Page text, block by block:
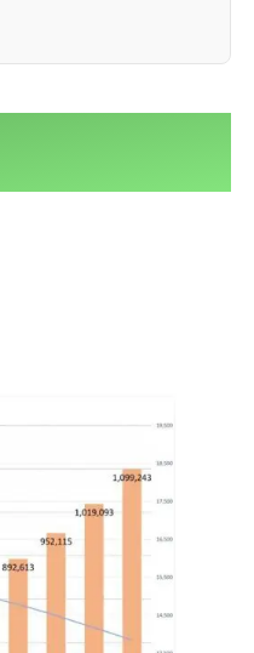
資料ダウンロードの一覧へ
資料ダウンロードの一覧へ
お問い合わせフォームへ
お問い合わせフォームへ